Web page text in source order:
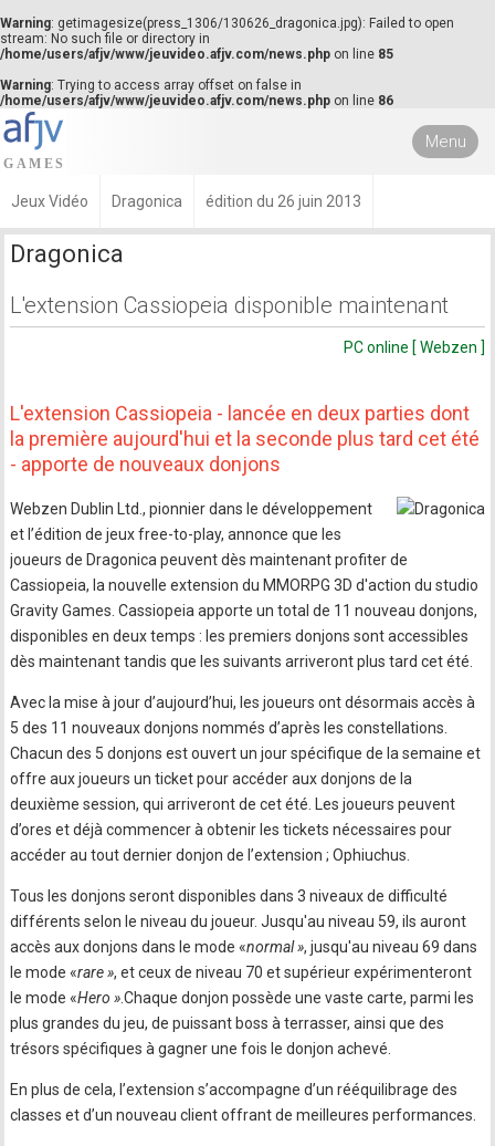
Warning: getimagesize(press_1306/130626_dragonica.jpg): Failed to open
stream: No such file or directory in
/home/users/afjv/www/jeuvideo.afjv.com/news.php on line 85
Warning: Trying to access array offset on false in
/home/users/afjv/www/jeuvideo.afjv.com/news.php on line 86
Menu
Jeux Vidéo Dragonica édition du 26 juin 2013
Dragonica
L'extension Cassiopeia disponible maintenant
PC online [ Webzen ]
L'extension Cassiopeia - lancée en deux parties dont
la première aujourd'hui et la seconde plus tard cet été
- apporte de nouveaux donjons
Webzen Dublin Ltd., pionnier dans le développement
et l’édition de jeux free-to-play, annonce que les
joueurs de Dragonica peuvent dès maintenant profiter de
Cassiopeia, la nouvelle extension du MMORPG 3D d'action du studio
Gravity Games. Cassiopeia apporte un total de 11 nouveau donjons,
disponibles en deux temps : les premiers donjons sont accessibles
dès maintenant tandis que les suivants arriveront plus tard cet été.
Avec la mise à jour d’aujourd’hui, les joueurs ont désormais accès à
5 des 11 nouveaux donjons nommés d’après les constellations.
Chacun des 5 donjons est ouvert un jour spécifique de la semaine et
offre aux joueurs un ticket pour accéder aux donjons de la
deuxième session, qui arriveront de cet été. Les joueurs peuvent
d’ores et déjà commencer à obtenir les tickets nécessaires pour
accéder au tout dernier donjon de l’extension ; Ophiuchus.
Tous les donjons seront disponibles dans 3 niveaux de difficulté
différents selon le niveau du joueur. Jusqu'au niveau 59, ils auront
accès aux donjons dans le mode «normal », jusqu'au niveau 69 dans
le mode «rare », et ceux de niveau 70 et supérieur expérimenteront
le mode «Hero ».Chaque donjon possède une vaste carte, parmi les
plus grandes du jeu, de puissant boss à terrasser, ainsi que des
trésors spécifiques à gagner une fois le donjon achevé.
En plus de cela, l’extension s’accompagne d’un rééquilibrage des
classes et d’un nouveau client offrant de meilleures performances.